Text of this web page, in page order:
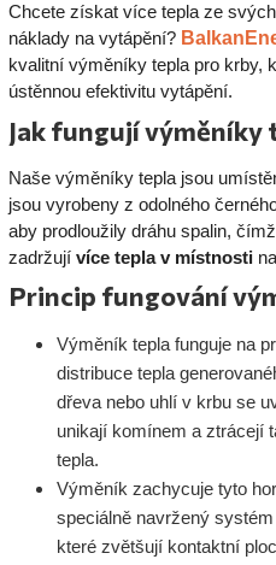
Chcete získat více tepla ze svých
náklady na vytápění?
kvalitní výměníky tepla pro krby,
ústěnnou efektivitu vytápění.
Jak fungují výměníky
Naše výměníky tepla jsou
jsou vyrobeny z odolného
aby prodloužily dráhu spalin,
zadržují více tepla v místnosti
Princip fungování
Výměník tepla funguje na
distribuce tepla
dřeva nebo uhlí v krbu se
unikají komínem a ztrácejí
tepla.
Výměník zachycuje tyto
speciálně navržený
které zvětšují kontaktní